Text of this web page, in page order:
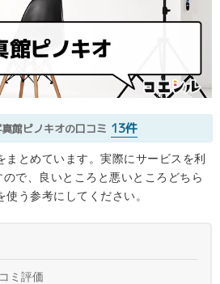
館ピノキオの口コミ 13件
まとめています。実際にサービスを利
で、良いところと悪いところどちら
う参考にしてください。
ミ評価